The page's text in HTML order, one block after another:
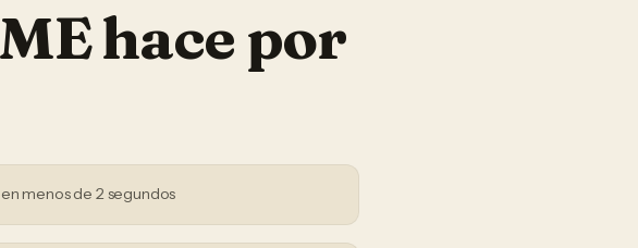
hace por
menos de 2 segundos